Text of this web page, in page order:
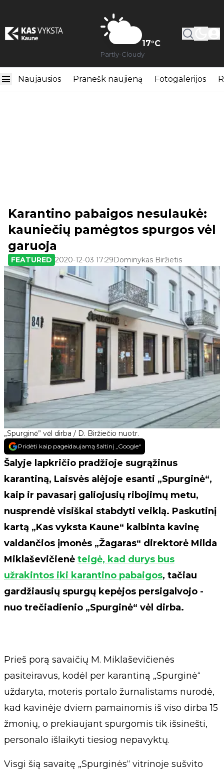
17°C
Partly-Cloudy
Naujausios Pranešk naujieną Fotogalerijos
„Spurginė” vėl dirba / D. Biržiečio nuotr.
Karantino pabaigos nesulaukė:
kauniečių pamėgtos spurgos vėl
garuoja
FEATURED 2020-12-03 17:29Dominykas Biržietis
Pridėti kaip pageidaujamą šaltinį „Google“
Šalyje lapkričio pradžioje sugrąžinus
karantiną, Laisvės alėjoje esanti „Spurginė“,
kaip ir pavasarį galiojusių ribojimų metu,
nusprendė visiškai stabdyti veiklą. Paskutinį
kartą „Kas vyksta Kaune“ kalbinta kavinę
valdančios įmonės „Žagaras“ direktorė Milda
Miklaševičienė teigė, kad durys bus
užrakintos iki karantino pabaigos, tačiau
gardžiausių spurgų kepėjos persigalvojo -
nuo trečiadienio „Spurginė“ vėl dirba.
Prieš porą savaičių M. Miklaševičienės
pasiteiravus, kodėl per karantiną „Spurginė“
uždaryta, moteris portalo žurnalistams nurodė,
kad kavinėje dviem pamainomis iš viso dirba 15
žmonių, o prekiaujant spurgomis tik išsinešti,
personalo išlaikyti tiesiog nepavyktų.
Visgi šią savaitę „Spurginės“ vitrinoje sušvito